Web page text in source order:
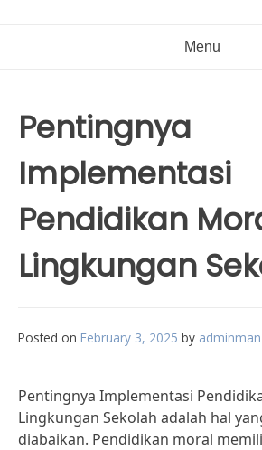
Menu
Pentingnya
Implementasi
Pendidikan
Lingkungan
Posted on February 3, 2025 by adminman
Pentingnya Implementasi
Lingkungan Sekolah adalah hal
diabaikan. Pendidikan moral